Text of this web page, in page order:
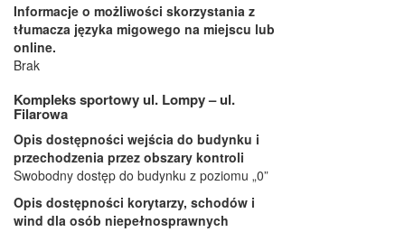
Informacje o możliwości skorzystania z
tłumacza języka migowego na miejscu lub
online.
Brak
Kompleks sportowy ul. Lompy – ul.
Filarowa
Opis dostępności wejścia do budynku i
przechodzenia przez obszary kontroli
Swobodny dostęp do budynku z poziomu „0”
Opis dostępności korytarzy, schodów i
wind dla osób niepełnosprawnych